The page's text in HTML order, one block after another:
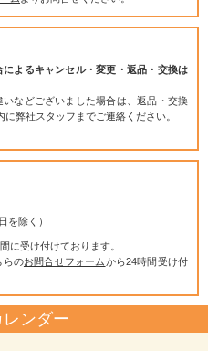
によるキャンセル・変更・返品・交換は
などございました場合は、返品・交換
弊社スタッフまでご連絡ください。
を除く）
に受け付けております。
らのお問合せフォームから24時間受け付
ンダー